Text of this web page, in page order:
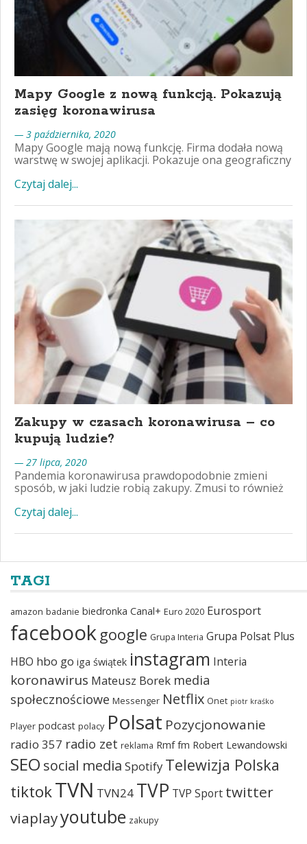
Mapy Google z nową funkcją. Pokazują
zasięg koronawirusa
— 3 października, 2020
Mapy Google mają nową funkcję. Firma dodała nową
warstwę w swojej aplikacji. Pokazuje ona geograficzny
Czytaj dalej...
Zakupy w czasach koronawirusa – co
kupują ludzie?
— 27 lipca, 2020
Pandemia koronawirusa prawdopodobnie zmieni
sposób, w jaki ludzie robią zakupy. Zmusi to również
Czytaj dalej...
TAGI
amazon badanie biedronka Canal+ Euro 2020 Eurosport
facebook google Grupa Interia Grupa Polsat Plus
HBO hbo go iga świątek instagram Interia
koronawirus Mateusz Borek media
społecznościowe Messenger Netflix Onet piotr kraśko
Player podcast polacy Polsat Pozycjonowanie
radio 357 radio zet reklama Rmf fm Robert Lewandowski
SEO social media Spotify Telewizja Polska
tiktokTVN TVN24 TVP TVP Sport twitter
viaplayyoutube zakupy